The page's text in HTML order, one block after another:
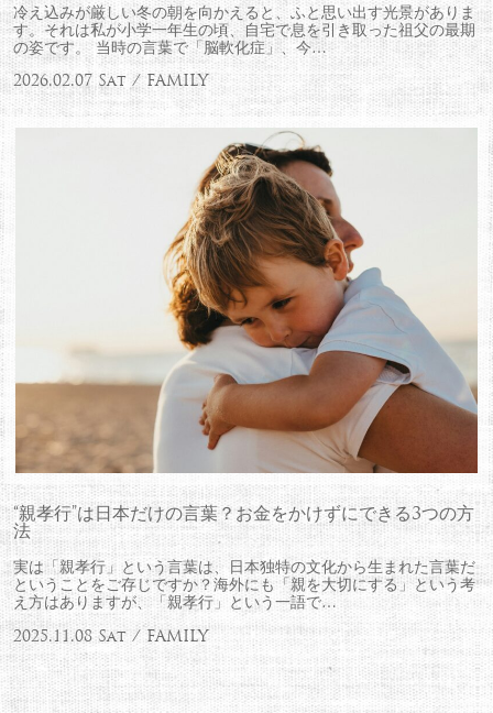
冷え込みが厳しい冬の朝を向かえると、ふと思い出す光景がありま
す。それは私が小学一年生の頃、自宅で息を引き取った祖父の最期
の姿です。 当時の言葉で「脳軟化症」、今…
2026.02.07 Sat / FAMILY
“親孝行”は日本だけの言葉？お金をかけずにできる3つの方
法
実は「親孝行」という言葉は、日本独特の文化から生まれた言葉だ
ということをご存じですか？海外にも「親を大切にする」という考
え方はありますが、「親孝行」という一語で…
2025.11.08 Sat / FAMILY